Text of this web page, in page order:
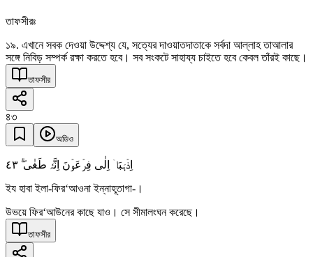
তাফসীরঃ
১৯. এখানে সবক দেওয়া উদ্দেশ্য যে, সত্যের দাওয়াতদাতাকে সর্বদা আল্লাহ তাআলার
সঙ্গে নিবিড় সম্পর্ক রক্ষা করতে হবে। সব সংকটে সাহায্য চাইতে হবে কেবল তাঁরই কাছে।
তাফসীর
৪৩
অডিও
اِذۡہَبَاۤ اِلٰی فِرۡعَوۡنَ اِنَّہٗ طَغٰی ۚۖ ٤٣
ইয হাবা ইলা-ফির‘আওনা ইন্নাহূতাগা-।
উভয়ে ফির‘আউনের কাছে যাও। সে সীমালংঘন করেছে।
তাফসীর